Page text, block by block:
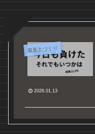
腐葉土づくり
2026.01.13